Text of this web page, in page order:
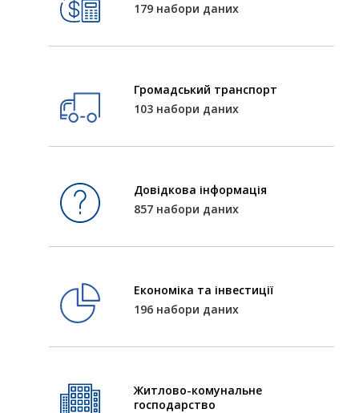
179 набори даних
Громадський транспорт
103 набори даних
Довідкова інформація
857 набори даних
Економіка та інвестиції
196 набори даних
Житлово-комунальне
господарство